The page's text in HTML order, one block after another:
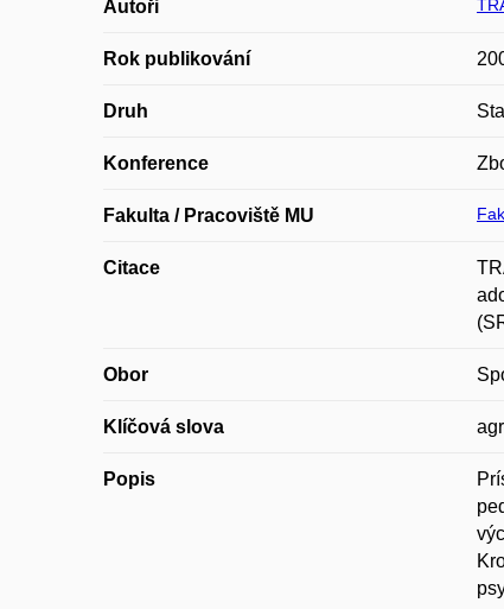
Autoři
Rok publikování
Druh
Konference
Fakulta / Pracoviště MU
Citace
Obor
Klíčová slova
Popis